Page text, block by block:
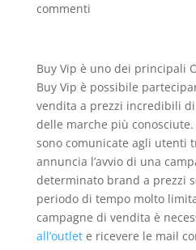
commenti
Buy Vip è uno dei principali
Buy Vip è possibile
vendita a prezzi incredibili
delle marche più
sono comunicate agli utenti
annuncia l’avvio di una
determinato brand a prezzi
periodo di tempo molto
campagne di vendita è
all’outlete ricevere le mail